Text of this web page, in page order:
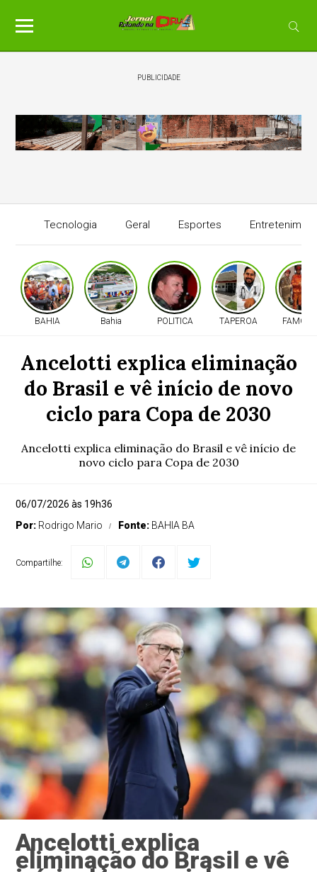
PUBLICIDADE
Tecnologia Geral Esportes
BAHIA Bahia POLITICA TAPEROA
Ancelotti explica eliminação
do Brasil e vê início de novo
ciclo para Copa de 2030
Ancelotti explica eliminação do Brasil e vê início de
novo ciclo para Copa de 2030
06/07/2026 às 19h36
Por: Rodrigo Mario Fonte: BAHIA BA
Compartilhe:
Ancelotti explica
eliminação do Brasil e vê